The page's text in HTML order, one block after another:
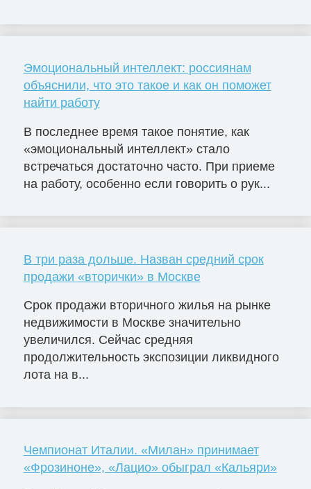
Эмоциональный интеллект: россиянам
объяснили, что это такое и как он поможет
найти работу
В последнее время такое понятие, как
«эмоциональный интеллект» стало
встречаться достаточно часто. При приеме
на работу, особенно если говорить о рук...
В три раза дольше. Назван средний срок
продажи «вторички» в Москве
Срок продажи вторичного жилья на рынке
недвижимости в Москве значительно
увеличился. Сейчас средняя
продолжительность экспозиции ликвидного
лота на в...
Чемпионат Италии. «Милан» принимает
«Фрозиноне», «Лацио» обыграл «Кальяри»